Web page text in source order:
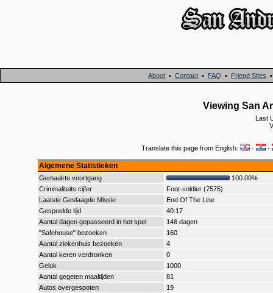
About • Contact • FAQ • Friend Sites
Viewing San
Last
Translate this page from English: · ·
Algemene Statistieken
Gemaakte voortgang
100.00%
Criminaliteits cijfer
Foot-soldier (7575)
Laatste Geslaagde Missie
End Of The Line
Gespeelde tijd
40:17
Aantal dagen gepasseerd in het spel
146 dagen
"Safehouse" bezoeken
160
Aantal ziekenhuis bezoeken
4
Aantal keren verdronken
0
Geluk
1000
Aantal gegeten maaltijden
81
Autos overgespoten
19